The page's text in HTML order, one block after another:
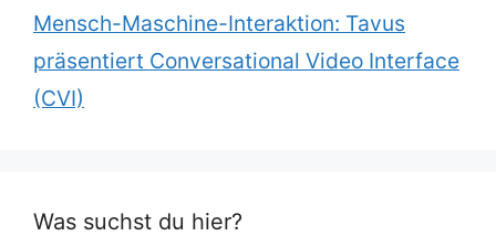
Mensch-Maschine-Interaktion: Tavus
präsentiert Conversational Video Interface
(CVI)
Was suchst du hier?